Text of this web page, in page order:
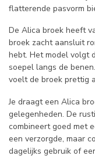
flatterende pasvorm
De Alica broek heeft
broek zacht aansluit
hebt. Het model volgt
soepel langs de
voelt de broek prettig
Je draagt een Alica
gelegenheden. De
combineert goed met
een verzorgde, maar
dagelijks gebruik of